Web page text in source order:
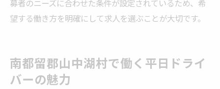
募者のニーズに合わせた条件が設定されているため、希
望する働き方を明確にして求人を選ぶことが大切です。
南都留郡山中湖村で働く平日ドライ
バーの魅力